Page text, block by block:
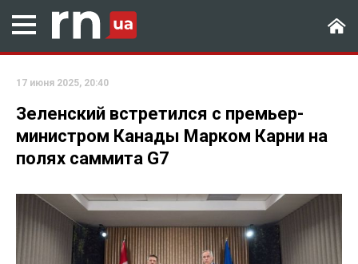
17 июня 2025, 20:40
Зеленский встретился с премьер-
министром Канады Марком Карни на
полях саммита G7